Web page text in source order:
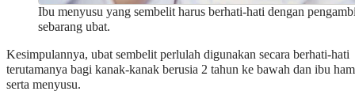
Ibu menyusu yang sembelit harus berhati-hati dengan
sebarang ubat.
Kesimpulannya, ubat sembelit perlulah digunakan secara berhati-hati
terutamanya bagi kanak-kanak berusia 2 tahun ke bawah dan ibu
serta menyusu.